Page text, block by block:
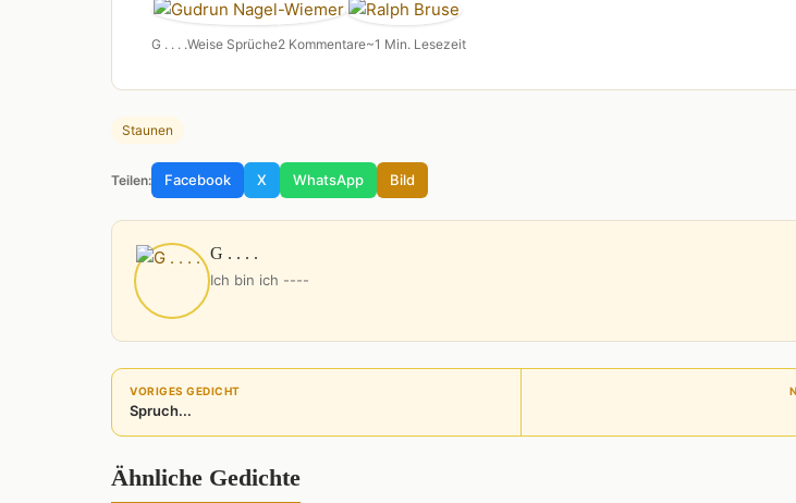
G . . . .Weise Sprüche2 Kommentare~1 Min. Lesezeit
Staunen
Teilen: Facebook X WhatsApp Bild
G . . . .
Ich bin ich ----
VORIGES GEDICHT
Spruch...
Ähnliche Gedichte